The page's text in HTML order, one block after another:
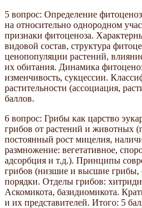
5 вопрос: Определение
на относительно однородном
признаки фитоценоза.
видовой состав, структура
ценопопуляции растений,
их обитания. Динамика
изменчивость, сукцессии.
растительности (ассоциация,
баллов.
6 вопрос: Грибы как царство
грибов от растений и животных
постоянный рост мицелия,
размножение: вегетативное,
адсорбция и т.д.). Принципы
грибов (низшие и высшие грибы,
порядки. Отделы грибов:
Аскомикота, базидиомикота.
и их представителей. Итого: 5